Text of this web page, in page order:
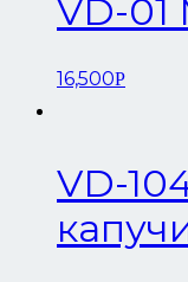
VD-
16,500Р
VD-